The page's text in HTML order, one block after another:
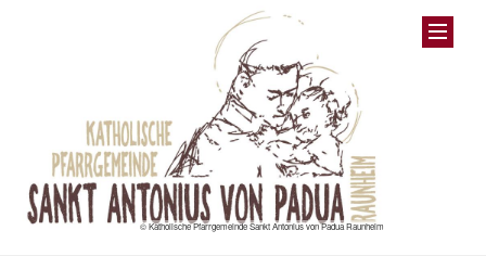
© Katholische Pfarrgemeinde Sankt Antonius von Padua Raunheim